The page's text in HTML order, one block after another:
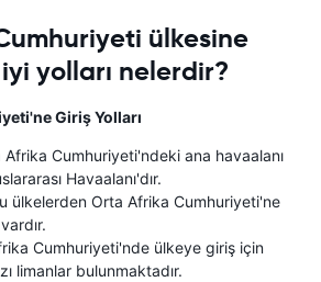
ülkesine
yolları nelerdir?
Giriş Yolları
Cumhuriyeti'ndeki ana havaalanı
Havaalanı'dır.
ülkelerden Orta Afrika Cumhuriyeti'ne
Cumhuriyeti'nde ülkeye giriş için
limanlar bulunmaktadır.